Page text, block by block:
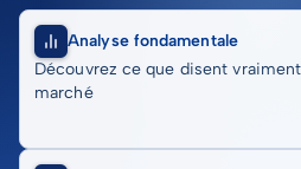
Analyse fondamentale
Découvrez ce que disent
marché